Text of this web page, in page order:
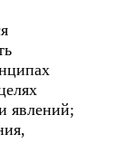
явлений;